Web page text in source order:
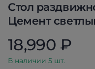
Стол
Цемент
18,990 ₽
В наличии 5 шт.